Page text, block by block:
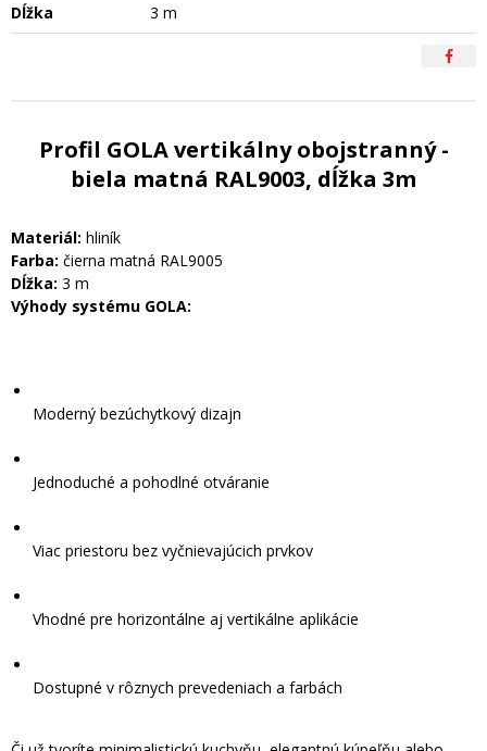
Dĺžka
3 m
Profil GOLA vertikálny obojstranný -
biela matná RAL9003, dĺžka 3m
Materiál: hliník
Farba: čierna matná RAL9005
Dĺžka: 3 m
Výhody systému GOLA:
Moderný bezúchytkový dizajn
Jednoduché a pohodlné otváranie
Viac priestoru bez vyčnievajúcich prvkov
Vhodné pre horizontálne aj vertikálne aplikácie
Dostupné v rôznych prevedeniach a farbách